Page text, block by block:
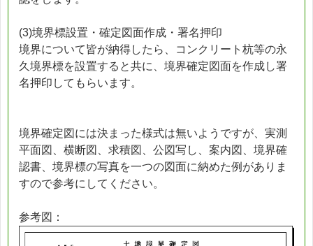
(3)境界標設置・確定図面作成・署名押印
境界について皆が納得したら、コンクリート杭等の永
久境界標を設置すると共に、境界確定図面を作成し署
名押印してもらいます。
境界確定図には決まった様式は無いようですが、実測
平面図、横断図、求積図、公図写し、案内図、境界確
認書、境界標の写真を一つの図面に納めた例がありま
すので参考にしてください。
参考図：